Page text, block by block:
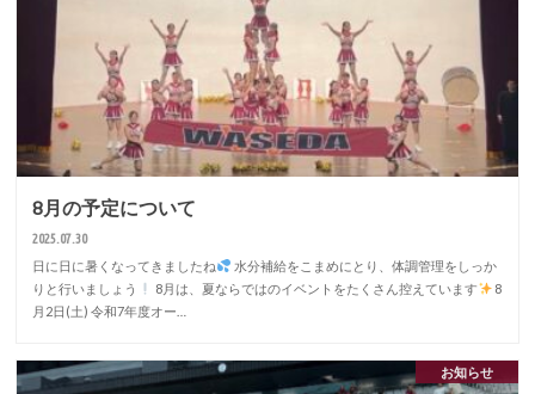
8月の予定について
2025.07.30
日に日に暑くなってきましたね
水分補給をこまめにとり、体調管理をしっか
りと行いましょう
8月は、夏ならではのイベントをたくさん控えています
8
月2日(土) 令和7年度オー…
お知らせ